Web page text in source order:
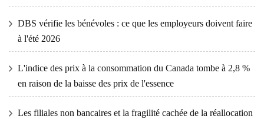
DBS vérifie les bénévoles : ce que les employeurs doivent faire
à l'été 2026
L'indice des prix à la consommation du Canada tombe à 2,8 %
en raison de la baisse des prix de l'essence
Les filiales non bancaires et la fragilité cachée de la réallocation